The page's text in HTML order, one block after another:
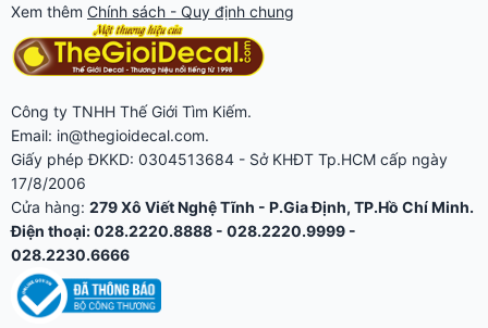
Xem thêm Chính sách - Quy định chung
Công ty TNHH Thế Giới Tìm Kiếm.
Email: in@thegioidecal.com.
Giấy phép ĐKKD: 0304513684 - Sở KHĐT Tp.HCM cấp ngày
17/8/2006
Cửa hàng: 279 Xô Viết Nghệ Tĩnh - P.Gia Định, TP.Hồ Chí Minh.
Điện thoại: 028.2220.8888 - 028.2220.9999 -
028.2230.6666